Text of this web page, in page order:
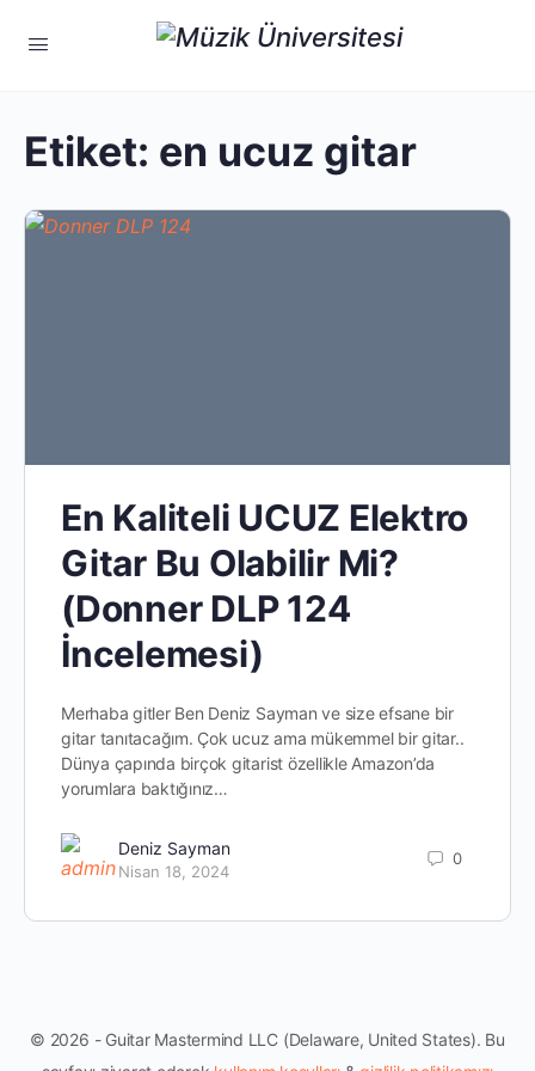
Etiket: en ucuz gitar
En Kaliteli UCUZ Elektro
Gitar Bu Olabilir Mi?
(Donner DLP 124
İncelemesi)
Merhaba gitler Ben Deniz Sayman ve size efsane bir
gitar tanıtacağım. Çok ucuz ama mükemmel bir gitar..
Dünya çapında birçok gitarist özellikle Amazon’da
yorumlara baktığınız…
Deniz Sayman
Nisan 18, 2024
0
© 2026 - Guitar Mastermind LLC (Delaware, United States). Bu